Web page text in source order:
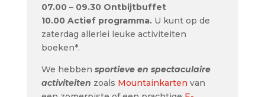
07.00 – 09.30 Ontbijtbuffet
10.00 Actief programma. U kunt op de
zaterdag allerlei leuke activiteiten
boeken*.
We hebben sportieve en spectaculaire
activiteiten zoals Mountainkarten van